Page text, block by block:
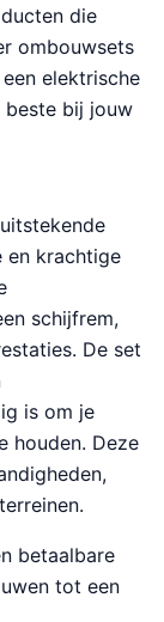
die
ombouwsets
elektrische
beste bij jouw
en krachtige
schijfrem,
De set
is om je
houden. Deze
betaalbare
tot een